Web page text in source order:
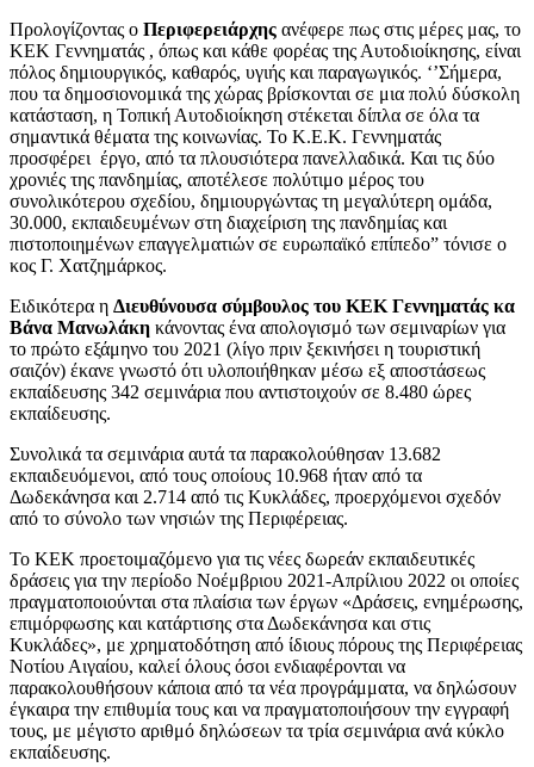
Προλογίζοντας ο Περιφερειάρχης ανέφερε πως στις μέρες μας, το
ΚΕΚ Γεννηματάς , όπως και κάθε φορέας της Αυτοδιοίκησης, είναι
πόλος δημιουργικός, καθαρός, υγιής και παραγωγικός. ‘’Σήμερα,
που τα δημοσιονομικά της χώρας βρίσκονται σε μια πολύ δύσκολη
κατάσταση, η Τοπική Αυτοδιοίκηση στέκεται δίπλα σε όλα τα
σημαντικά θέματα της κοινωνίας. Το Κ.Ε.Κ. Γεννηματάς
προσφέρει έργο, από τα πλουσιότερα πανελλαδικά. Και τις δύο
χρονιές της πανδημίας, αποτέλεσε πολύτιμο μέρος του
συνολικότερου σχεδίου, δημιουργώντας τη μεγαλύτερη ομάδα,
30.000, εκπαιδευμένων στη διαχείριση της πανδημίας και
πιστοποιημένων επαγγελματιών σε ευρωπαϊκό επίπεδο” τόνισε ο
κος Γ. Χατζημάρκος.
Ειδικότερα η Διευθύνουσα σύμβουλος του ΚΕΚ Γεννηματάς κα
Βάνα Μανωλάκη κάνοντας ένα απολογισμό των σεμιναρίων για
το πρώτο εξάμηνο του 2021 (λίγο πριν ξεκινήσει η τουριστική
σαιζόν) έκανε γνωστό ότι υλοποιήθηκαν μέσω εξ αποστάσεως
εκπαίδευσης 342 σεμινάρια που αντιστοιχούν σε 8.480 ώρες
εκπαίδευσης.
Συνολικά τα σεμινάρια αυτά τα παρακολούθησαν 13.682
εκπαιδευόμενοι, από τους οποίους 10.968 ήταν από τα
Δωδεκάνησα και 2.714 από τις Κυκλάδες, προερχόμενοι σχεδόν
από το σύνολο των νησιών της Περιφέρειας.
Το ΚΕΚ προετοιμαζόμενο για τις νέες δωρεάν εκπαιδευτικές
δράσεις για την περίοδο Νοέμβριου 2021-Απρίλιου 2022 οι οποίες
πραγματοποιούνται στα πλαίσια των έργων «Δράσεις, ενημέρωσης,
επιμόρφωσης και κατάρτισης στα Δωδεκάνησα και στις
Κυκλάδες», με χρηματοδότηση από ίδιους πόρους της Περιφέρειας
Νοτίου Αιγαίου, καλεί όλους όσοι ενδιαφέρονται να
παρακολουθήσουν κάποια από τα νέα προγράμματα, να δηλώσουν
έγκαιρα την επιθυμία τους και να πραγματοποιήσουν την εγγραφή
τους, με μέγιστο αριθμό δηλώσεων τα τρία σεμινάρια ανά κύκλο
εκπαίδευσης.